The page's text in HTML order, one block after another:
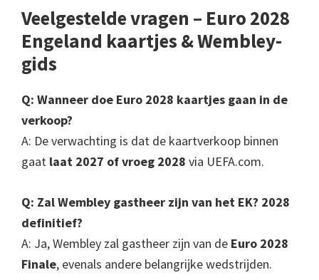
Veelgestelde vragen – Euro 2028
Engeland kaartjes & Wembley-
gids
Q: Wanneer doe Euro 2028 kaartjes gaan in de
verkoop?
A: De verwachting is dat de kaartverkoop binnen
gaat laat 2027 of vroeg 2028 via UEFA.com.
Q: Zal Wembley gastheer zijn van het EK? 2028
definitief?
A: Ja, Wembley zal gastheer zijn van de Euro 2028
Finale, evenals andere belangrijke wedstrijden.